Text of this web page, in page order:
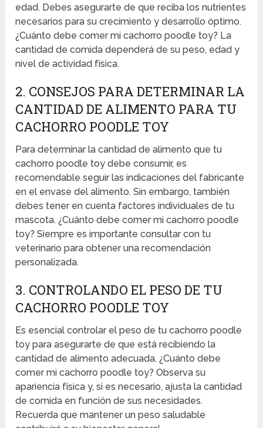
edad. Debes asegurarte de que reciba los nutrientes
necesarios para su crecimiento y desarrollo óptimo.
¿Cuánto debe comer mi cachorro poodle toy? La
cantidad de comida dependerá de su peso, edad y
nivel de actividad física.
2. CONSEJOS PARA DETERMINAR LA
CANTIDAD DE ALIMENTO PARA TU
CACHORRO POODLE TOY
Para determinar la cantidad de alimento que tu
cachorro poodle toy debe consumir, es
recomendable seguir las indicaciones del fabricante
en el envase del alimento. Sin embargo, también
debes tener en cuenta factores individuales de tu
mascota. ¿Cuánto debe comer mi cachorro poodle
toy? Siempre es importante consultar con tu
veterinario para obtener una recomendación
personalizada.
3. CONTROLANDO EL PESO DE TU
CACHORRO POODLE TOY
Es esencial controlar el peso de tu cachorro poodle
toy para asegurarte de que está recibiendo la
cantidad de alimento adecuada. ¿Cuánto debe
comer mi cachorro poodle toy? Observa su
apariencia física y, si es necesario, ajusta la cantidad
de comida en función de sus necesidades.
Recuerda que mantener un peso saludable